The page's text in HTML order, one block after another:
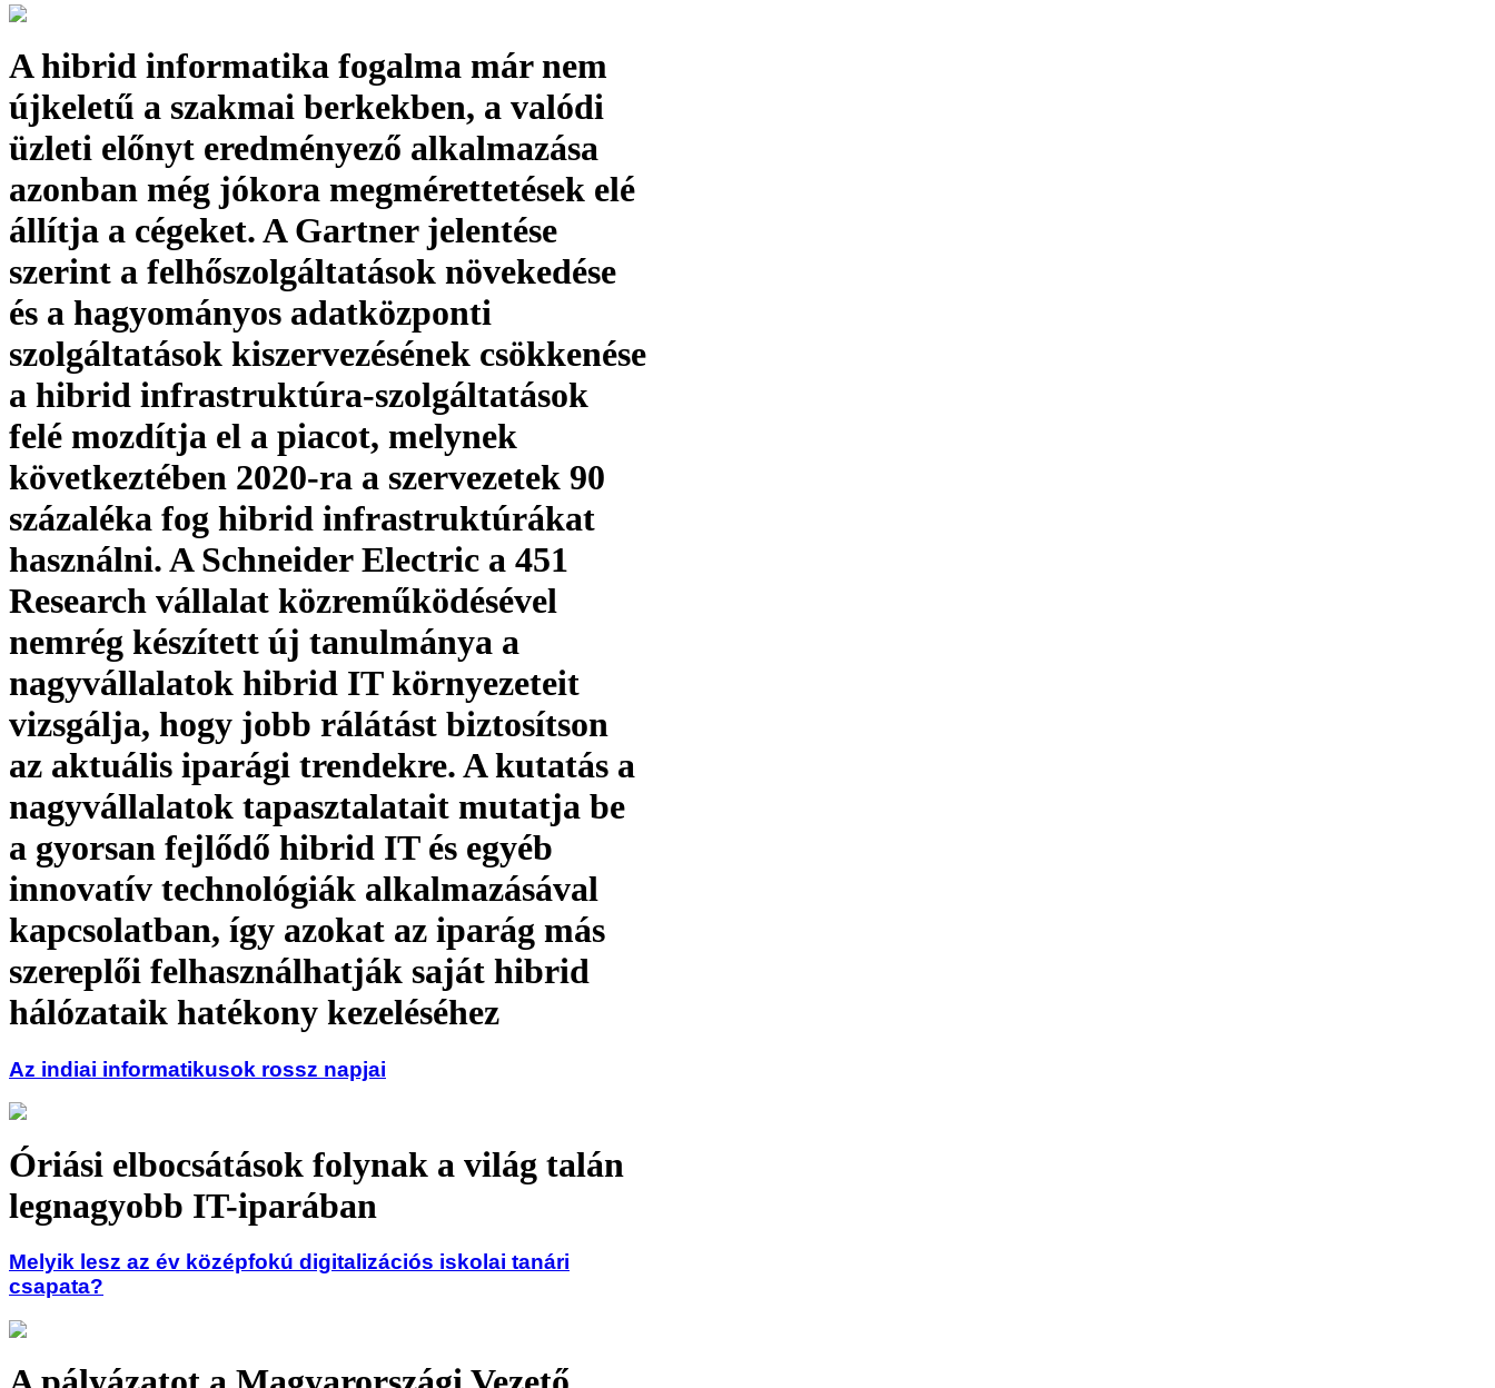
A hibrid informatika fogalma már nem
újkeletű a szakmai berkekben, a valódi
üzleti előnyt eredményező alkalmazása
azonban még jókora megmérettetések elé
állítja a cégeket. A Gartner jelentése
szerint a felhőszolgáltatások növekedése
és a hagyományos adatközponti
szolgáltatások kiszervezésének csökkenése
a hibrid infrastruktúra-szolgáltatások
felé mozdítja el a piacot, melynek
következtében 2020-ra a szervezetek 90
százaléka fog hibrid infrastruktúrákat
használni. A Schneider Electric a 451
Research vállalat közreműködésével
nemrég készített új tanulmánya a
nagyvállalatok hibrid IT környezeteit
vizsgálja, hogy jobb rálátást biztosítson
az aktuális iparági trendekre. A kutatás a
nagyvállalatok tapasztalatait mutatja be
a gyorsan fejlődő hibrid IT és egyéb
innovatív technológiák alkalmazásával
kapcsolatban, így azokat az iparág más
szereplői felhasználhatják saját hibrid
hálózataik hatékony kezeléséhez
Az indiai informatikusok rossz napjai
Óriási elbocsátások folynak a világ talán
legnagyobb IT-iparában
Melyik lesz az év középfokú digitalizációs iskolai tanári
csapata?